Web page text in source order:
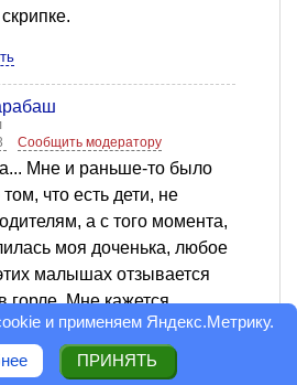
Сообщить модератору
Мне и раньше-то было
что есть дети, не
а с того момента,
моя доченька, любое
малышах отзывается
горле. Мне кажется,
должны получить
аудиторию читателей
помнили о том, что
и применяем Яндекс.Метрику.
ПРИНЯТЬ